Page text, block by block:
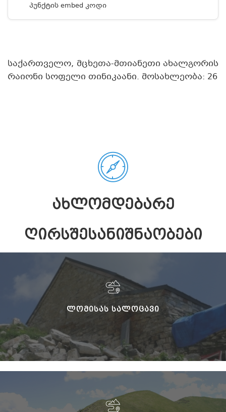
პუნქტის embed კოდი
საქართველო, მცხეთა-მთიანეთი ახალგორის
რაიონი სოფელი თინიკაანი. მოსახლეობა: 26
ᲐᲮᲚᲝᲛᲓᲔᲑᲐᲠᲔ
ᲦᲘᲠᲡᲨᲔᲡᲐᲜᲘᲨᲜᲐᲝᲑᲔᲑᲘ
ᲚᲝᲛᲘᲡᲐᲡ ᲡᲐᲚᲝᲪᲐᲕᲘ